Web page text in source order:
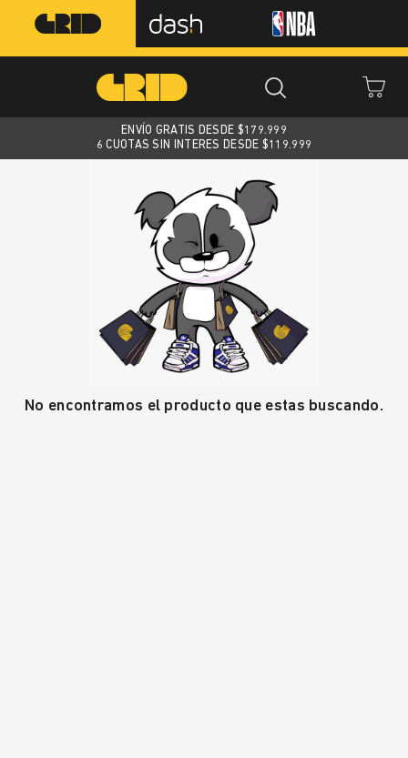
ENVÍO GRATIS DESDE $179.999
6 CUOTAS SIN INTERES DESDE $119.999
No encontramos el producto que estas buscando.